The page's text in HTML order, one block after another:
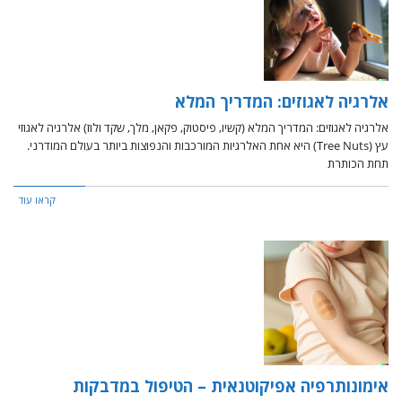
אלרגיה לאגוזים: המדריך המלא
אלרגיה לאגוזים: המדריך המלא (קשיו, פיסטוק, פקאן, מלך, שקד ולוז) אלרגיה לאגוזי
עץ (Tree Nuts) היא אחת האלרגיות המורכבות והנפוצות ביותר בעולם המודרני.
תחת הכותרת
קראו עוד
אימונותרפיה אפיקוטנאית – הטיפול במדבקות